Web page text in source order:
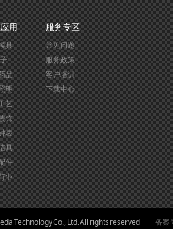
用
具
品
明
艺
饰
表
具
件
业
服务专区
常见问题
服务政策
客户培训
下载中心
备案
Technology Co., Ltd. All rights reserved